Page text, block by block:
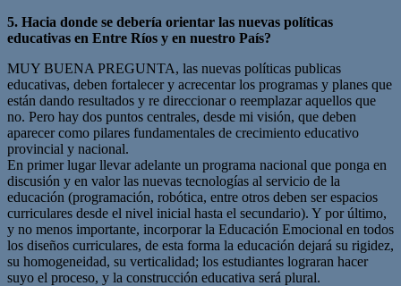
5. Hacia donde se debería orientar las nuevas políticas
educativas en Entre Ríos y en nuestro País?
MUY BUENA PREGUNTA, las nuevas políticas publicas
educativas, deben fortalecer y acrecentar los programas y planes que
están dando resultados y re direccionar o reemplazar aquellos que
no. Pero hay dos puntos centrales, desde mi visión, que deben
aparecer como pilares fundamentales de crecimiento educativo
provincial y nacional.
En primer lugar llevar adelante un programa nacional que ponga en
discusión y en valor las nuevas tecnologías al servicio de la
educación (programación, robótica, entre otros deben ser espacios
curriculares desde el nivel inicial hasta el secundario). Y por último,
y no menos importante, incorporar la Educación Emocional en todos
los diseños curriculares, de esta forma la educación dejará su rigidez,
su homogeneidad, su verticalidad; los estudiantes lograran hacer
suyo el proceso, y la construcción educativa será plural.